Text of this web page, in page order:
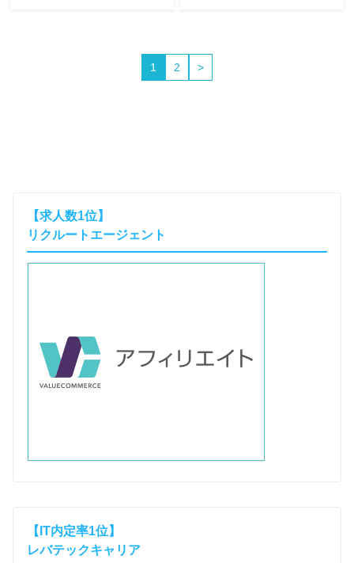
ル！転職成功に役立つ、採
な人が使うべきか採用サイ
ドから裏情報も交えてお伝
用サイドからのリアルな情
報をお届け！数ある転職エ
1 2 >
【求人数1位】
リクルートエージェント
【IT内定率1位】
レバテックキャリア